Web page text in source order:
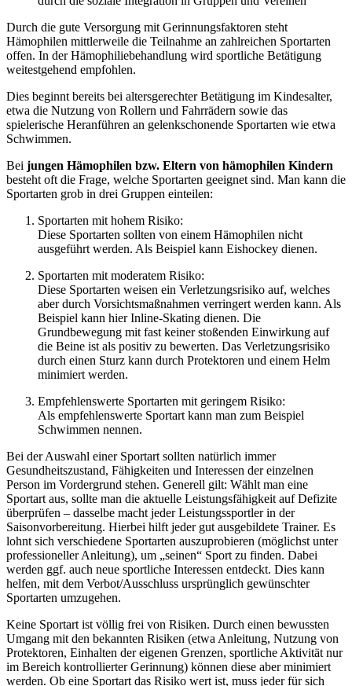
Durch die gute Versorgung mit Gerinnungsfaktoren steht
Hämophilen mittlerweile die Teilnahme an zahlreichen Sportarten
offen. In der Hämophiliebehandlung wird sportliche Betätigung
weitestgehend empfohlen.
Dies beginnt bereits bei altersgerechter Betätigung im Kindesalter,
etwa die Nutzung von Rollern und Fahrrädern sowie das
spielerische Heranführen an gelenkschonende Sportarten wie etwa
Schwimmen.
Bei jungen Hämophilen bzw. Eltern von hämophilen Kindern
besteht oft die Frage, welche Sportarten geeignet sind. Man kann die
Sportarten grob in drei Gruppen einteilen:
Sportarten mit hohem Risiko:
Diese Sportarten sollten von einem Hämophilen nicht
ausgeführt werden. Als Beispiel kann Eishockey dienen.
Sportarten mit moderatem Risiko:
Diese Sportarten weisen ein Verletzungsrisiko auf, welches
aber durch Vorsichtsmaßnahmen verringert werden kann. Als
Beispiel kann hier Inline-Skating dienen. Die
Grundbewegung mit fast keiner stoßenden Einwirkung auf
die Beine ist als positiv zu bewerten. Das Verletzungsrisiko
durch einen Sturz kann durch Protektoren und einem Helm
minimiert werden.
Empfehlenswerte Sportarten mit geringem Risiko:
Als empfehlenswerte Sportart kann man zum Beispiel
Schwimmen nennen.
Bei der Auswahl einer Sportart sollten natürlich immer
Gesundheitszustand, Fähigkeiten und Interessen der einzelnen
Person im Vordergrund stehen. Generell gilt: Wählt man eine
Sportart aus, sollte man die aktuelle Leistungsfähigkeit auf Defizite
überprüfen – dasselbe macht jeder Leistungssportler in der
Saisonvorbereitung. Hierbei hilft jeder gut ausgebildete Trainer. Es
lohnt sich verschiedene Sportarten auszuprobieren (möglichst unter
professioneller Anleitung), um „seinen“ Sport zu finden. Dabei
werden ggf. auch neue sportliche Interessen entdeckt. Dies kann
helfen, mit dem Verbot/Ausschluss ursprünglich gewünschter
Sportarten umzugehen.
Keine Sportart ist völlig frei von Risiken. Durch einen bewussten
Umgang mit den bekannten Risiken (etwa Anleitung, Nutzung von
Protektoren, Einhalten der eigenen Grenzen, sportliche Aktivität nur
im Bereich kontrollierter Gerinnung) können diese aber minimiert
werden. Ob eine Sportart das Risiko wert ist, muss jeder für sich